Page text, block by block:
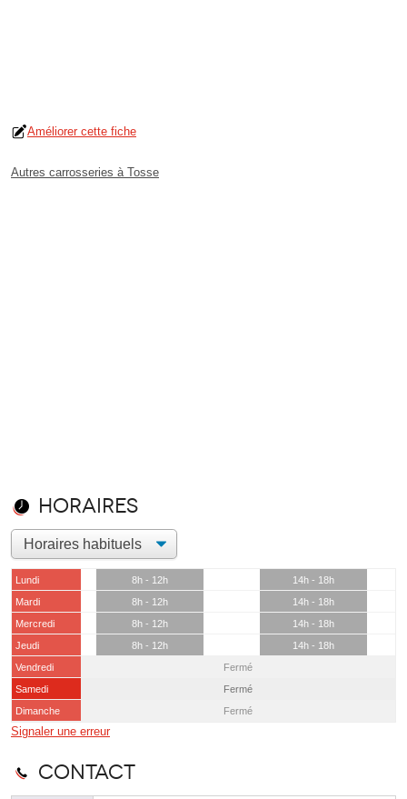
Améliorer cette fiche
Autres carrosseries à Tosse
Horaires
Lundi 8h - 12h
14h - 18h
Mardi
8h - 12h
14h - 18h
Mercredi
8h - 12h
14h - 18h
Jeudi
8h - 12h
14h - 18h
Vendredi
Fermé
Samedi
Fermé
Dimanche
Fermé
Signaler une erreur
Contact